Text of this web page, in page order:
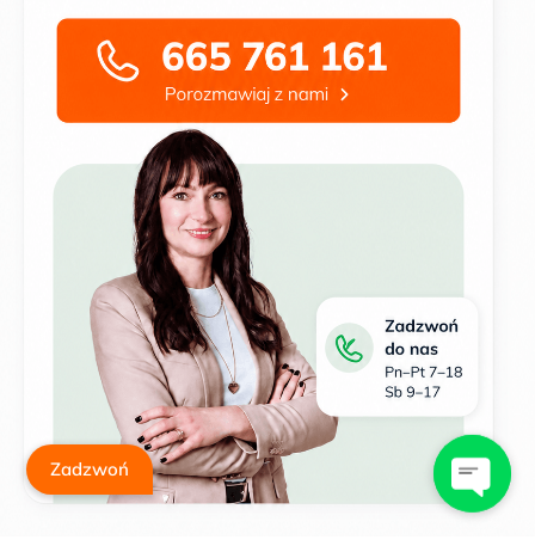
Zadzwoń